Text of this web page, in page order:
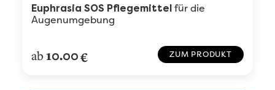
Euphrasia SOS Pflegemittel für die
Augenumgebung
ab10.00€ ZUM PRODUKT